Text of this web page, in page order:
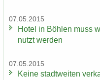
07.05.2015
Hotel in Böh­len muss
nutzt wer­den
07.05.2015
Keine stadt­wei­ten